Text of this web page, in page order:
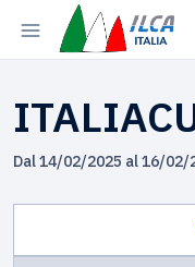
Dal 14/02/2025 al 16/02/